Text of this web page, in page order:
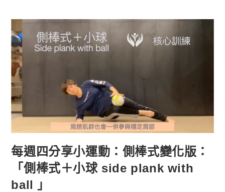
每週四分享小運動：側棒式變化版：
「側棒式＋小球 side plank with
ball 」